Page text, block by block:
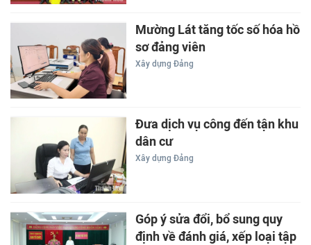
Mường Lát tăng tốc số hóa hồ
sơ đảng viên
Xây dựng Đảng
Đưa dịch vụ công đến tận khu
dân cư
Xây dựng Đảng
Góp ý sửa đổi, bổ sung quy
định về đánh giá, xếp loại tập